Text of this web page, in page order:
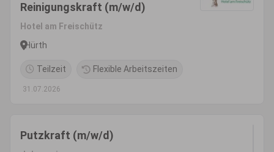
Reinigungskraft (m/w/d)
Hotel am Freischütz
Hürth
Teilzeit Flexible Arbeitszeiten
31.07.2026
Putzkraft (m/w/d)